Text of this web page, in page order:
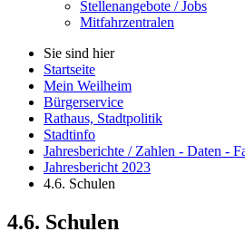
Stellenangebote / Jobs
Mitfahrzentralen
Sie sind hier
Startseite
Mein Weilheim
Bürgerservice
Rathaus, Stadtpolitik
Stadtinfo
Jahresberichte / Zahlen - Daten -
Jahresbericht 2023
4.6. Schulen
4.6. Schulen